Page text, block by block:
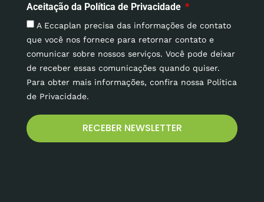
Aceitação da Política de Privacidade
A Eccaplan precisa das informações de contato
que você nos fornece para retornar contato e
comunicar sobre nossos serviços. Você pode deixar
de receber essas comunicações quando quiser.
Para obter mais informações, confira nossa Política
de Privacidade.
RECEBER NEWSLETTER